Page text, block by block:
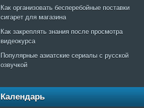
Как организовать бесперебойные поставки
сигарет для магазина
Как закреплять знания после просмотра
видеокурса
Популярные азиатские сериалы с русской
озвучкой
Календарь